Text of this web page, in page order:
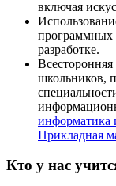
включая
программных
разработке.
школьников,
информатика
Прикладная
Кто у нас